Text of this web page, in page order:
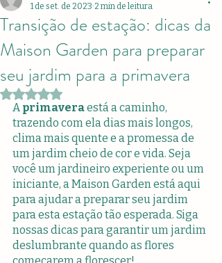
Transição de estação: dicas da
Maison Garden para preparar
seu jardim para a primavera
1 de set. de 2023 2 min de leitura
Avaliado com NaN de 5 estrelas.
A primavera está a caminho,
trazendo com ela dias mais longos,
clima mais quente e a promessa de
um jardim cheio de cor e vida. Seja
você um jardineiro experiente ou um
iniciante, a Maison Garden está aqui
para ajudar a preparar seu jardim
para esta estação tão esperada. Siga
nossas dicas para garantir um jardim
deslumbrante quando as flores
começarem a florescer!